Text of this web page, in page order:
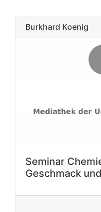
Burkhard Koenig
Seminar
Geschmack